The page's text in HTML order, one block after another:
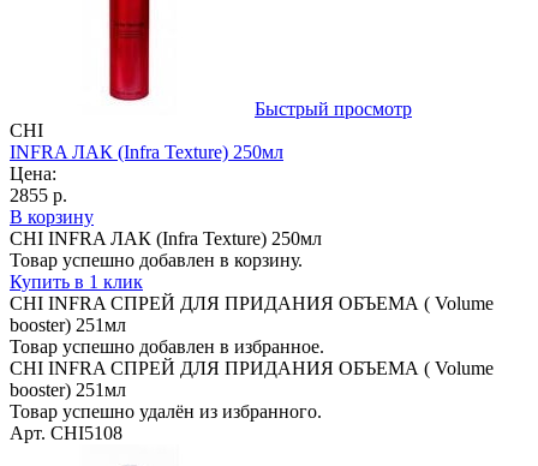
Быстрый просмотр
CHI
INFRA ЛАК (Infra Texture) 250мл
Цена:
2855 р.
В корзину
CHI INFRA ЛАК (Infra Texture) 250мл
Товар успешно добавлен в корзину.
Купить в 1 клик
CHI INFRA CПРЕЙ ДЛЯ ПРИДАНИЯ ОБЪЕМА ( Volume
booster) 251мл
Товар успешно добавлен в избранное.
CHI INFRA CПРЕЙ ДЛЯ ПРИДАНИЯ ОБЪЕМА ( Volume
booster) 251мл
Товар успешно удалён из избранного.
Арт. CHI5108